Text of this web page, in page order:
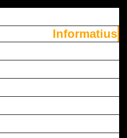
Informatius